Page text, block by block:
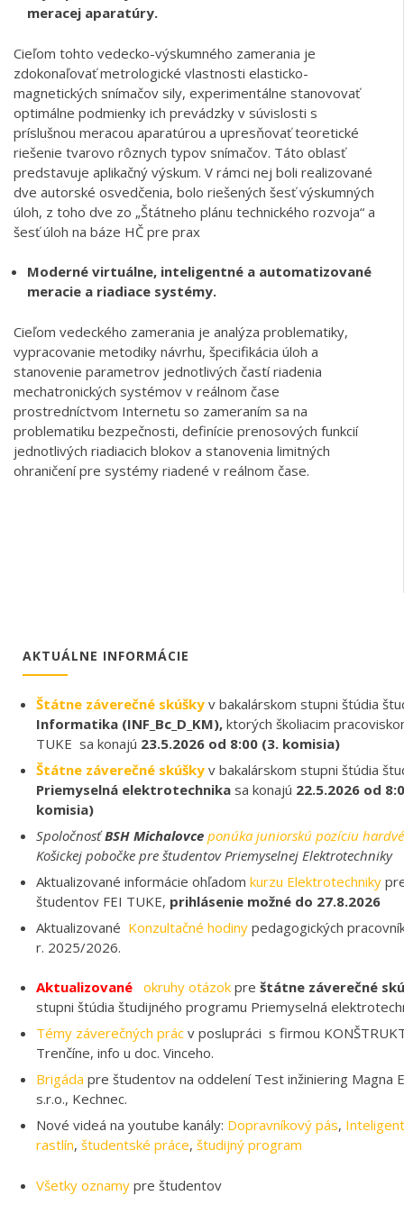
meracej aparatúry.
Cieľom tohto vedecko-výskumného zamerania je
zdokonaľovať metrologické vlastnosti elasticko-
magnetických snímačov sily, experimentálne stanovovať
optimálne podmienky ich prevádzky v súvislosti s
príslušnou meracou aparatúrou a upresňovať teoretické
riešenie tvarovo rôznych typov snímačov. Táto oblasť
predstavuje aplikačný výskum. V rámci nej boli realizované
dve autorské osvedčenia, bolo riešených šesť výskumných
úloh, z toho dve zo „Štátneho plánu technického rozvoja“ a
šesť úloh na báze HČ pre prax
Moderné virtuálne, inteligentné a automatizované
meracie a riadiace systémy.
Cieľom vedeckého zamerania je analýza problematiky,
vypracovanie metodiky návrhu, špecifikácia úloh a
stanovenie parametrov jednotlivých častí riadenia
mechatronických systémov v reálnom čase
prostredníctvom Internetu so zameraním sa na
problematiku bezpečnosti, definície prenosových funkcií
jednotlivých riadiacich blokov a stanovenia limitných
ohraničení pre systémy riadené v reálnom čase.
AKTUÁLNE INFORMÁCIE
Štátne záverečné skúšky v bakalárskom stupni štúdia
Informatika (INF_Bc_D_KM), ktorých školiacim
TUKE sa konajú 23.5.2026 od 8:00 (3. komisia)
Štátne záverečné skúšky v bakalárskom stupni štúdia
Priemyselná elektrotechnika sa konajú 22.5.2026 od
komisia)
SpoločnosťBSH Michalovce ponúka juniorskú pozíciu
Košickej pobočke pre študentov Priemyselnej Elektrotechniky
Aktualizované informácie ohľadom kurzu Elektrotechniky
študentov FEI TUKE, prihlásenie možné do 27.8.2026
Aktualizované Konzultačné hodiny pedagogických
r. 2025/2026.
Aktualizované okruhy otázok pre štátne záverečné
stupni štúdia študijného programu Priemyselná
Témy záverečných prác v poslupráci s firmou
Trenčíne, info u doc. Vinceho.
Brigáda pre študentov na oddelení Test inžiniering Magna
s.r.o., Kechnec.
Nové videá na youtube kanály: Dopravníkový pás,
rastlín, študentské práce, študijný program
Všetky oznamy pre študentov